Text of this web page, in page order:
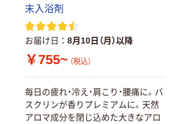
末 入浴剤
お届け日 8月10日（月）以降
￥755~ （税込）
毎日の疲れ・冷え ・肩こ り ・腰痛に。 バ
スク リ ンが香り プレミア ムに。 天然
アロマ成分を閉 じ込めた大きなアロ